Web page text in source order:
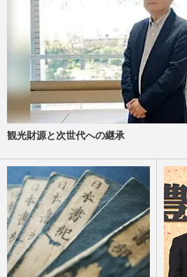
欠如」疑問視され
週刊女性PRIME
木下優樹菜、長女
でSNSに登場して“
「辻希空」との決
週刊女性PRIME
辻希美、第5子出
ン”公開で「生々し
き」感動場面で分
週刊女性PRIME
観光財源と次世代への継承